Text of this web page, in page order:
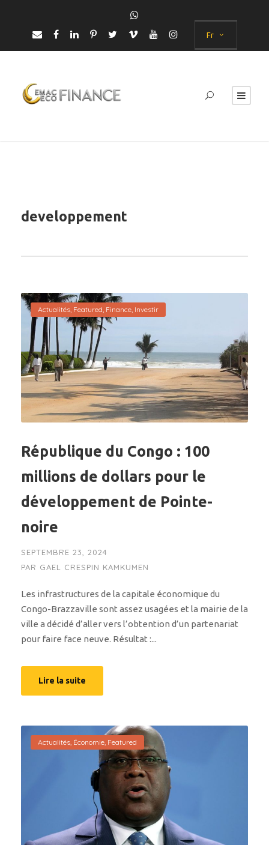
Fr
developpement
Actualités, Featured, Finance, Investir
République du Congo : 100
millions de dollars pour le
développement de Pointe-
noire
SEPTEMBRE 23, 2024
PAR GAEL CRESPIN KAMKUMEN
Les infrastructures de la capitale économique du
Congo-Brazzaville sont assez usagées et la mairie de la
ville a décidé d’aller vers l’obtention d’un partenariat
pour faire face neuve. Résultat :...
Lire la suite
Actualités, Économie, Featured